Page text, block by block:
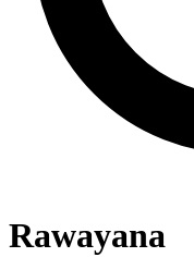
Rawayana